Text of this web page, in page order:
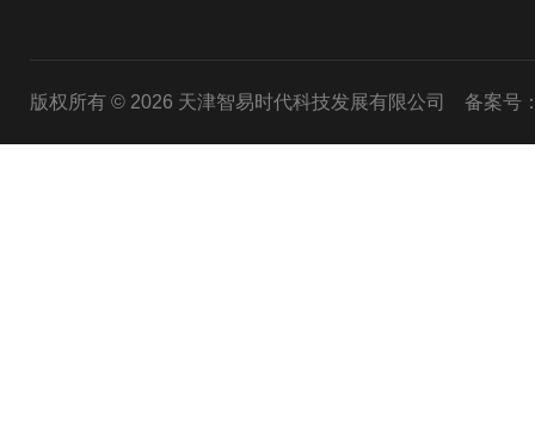
版权所有 © 2026 天津智易时代科技发展有限公司 备案号